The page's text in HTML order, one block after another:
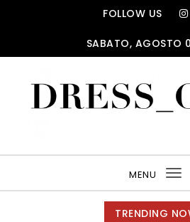
FOLLOW US
SABATO, AGOSTO
MENU
TRENDING